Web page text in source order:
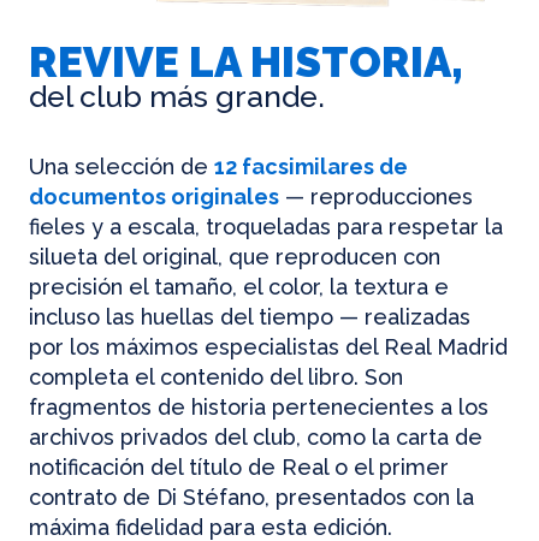
REVIVE LA HISTORIA,
del club más grande.
Una selección de 12 facsimilares de
documentos originales — reproducciones
fieles y a escala, troqueladas para respetar la
silueta del original, que reproducen con
precisión el tamaño, el color, la textura e
incluso las huellas del tiempo — realizadas
por los máximos especialistas del Real Madrid
completa el contenido del libro. Son
fragmentos de historia pertenecientes a los
archivos privados del club, como la carta de
notificación del título de Real o el primer
contrato de Di Stéfano, presentados con la
máxima fidelidad para esta edición.